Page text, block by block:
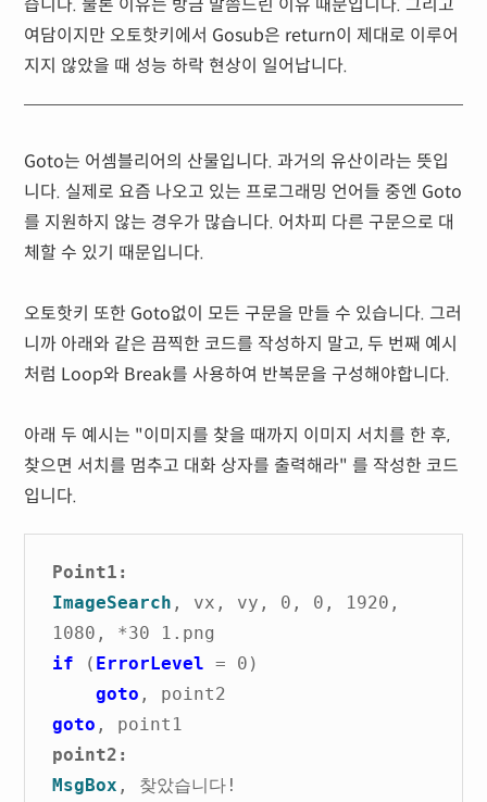
습니다. 물론 이유는 방금 말씀드린 이유 때문입니다. 그리고
여담이지만 오토핫키에서 Gosub은 return이 제대로 이루어
지지 않았을 때 성능 하락 현상이 일어납니다.
Goto는 어셈블리어의 산물입니다. 과거의 유산이라는 뜻입
니다. 실제로 요즘 나오고 있는 프로그래밍 언어들 중엔 Goto
를 지원하지 않는 경우가 많습니다. 어차피 다른 구문으로 대
체할 수 있기 때문입니다.
오토핫키 또한 Goto없이 모든 구문을 만들 수 있습니다. 그러
니까 아래와 같은 끔찍한 코드를 작성하지 말고, 두 번째 예시
처럼 Loop와 Break를 사용하여 반복문을 구성해야합니다.
아래 두 예시는 "이미지를 찾을 때까지 이미지 서치를 한 후,
찾으면 서치를 멈추고 대화 상자를 출력해라" 를 작성한 코드
입니다.
Point1:
ImageSearch , vx, vy, 0, 0, 1920,
1080, *30 1.png
if ( ErrorLevel = 0)
goto , point2
goto , point1
point2:
MsgBox , 찾았습니다!